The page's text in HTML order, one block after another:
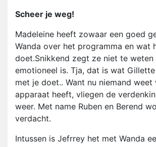
Scheer je weg!
Madeleine heeft zowaar een goed
Wanda over het programma en wat
doet.Snikkend zegt ze niet te
emotioneel is. Tja, dat is wat
met je doet.. Want nu niemand weet
apparaat heeft, vliegen de
weer. Met name Ruben en Berend
verdacht.
Intussen is Jefrrey het met Wanda